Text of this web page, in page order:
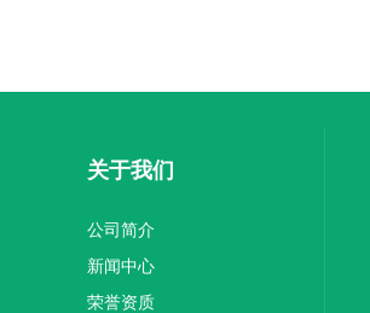
关于我们
公司简介
新闻中心
荣誉资质